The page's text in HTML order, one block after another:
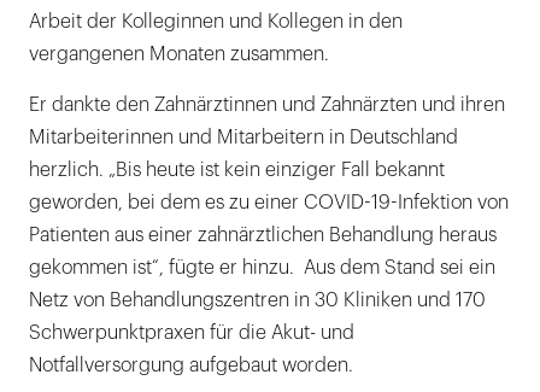
Arbeit der Kolleginnen und Kollegen in den
vergangenen Monaten zusammen.
Er dankte den Zahnärztinnen und Zahnärzten und ihren
Mitarbeiterinnen und Mitarbeitern in Deutschland
herzlich. „Bis heute ist kein einziger Fall bekannt
geworden, bei dem es zu einer COVID-19-Infektion von
Patienten aus einer zahnärztlichen Behandlung heraus
gekommen ist“, fügte er hinzu. Aus dem Stand sei ein
Netz von Behandlungszentren in 30 Kliniken und 170
Schwerpunktpraxen für die Akut- und
Notfallversorgung aufgebaut worden.